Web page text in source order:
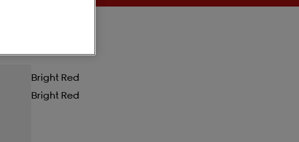
Bright Red
Bright Red